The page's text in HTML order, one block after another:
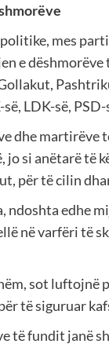
mes
e
LDK-së,
dhe martirëve
jo si anëtarë të
për të cilin
ndoshta edhe
në varfëri të
sot luftojnë
të siguruar
të fundit janë